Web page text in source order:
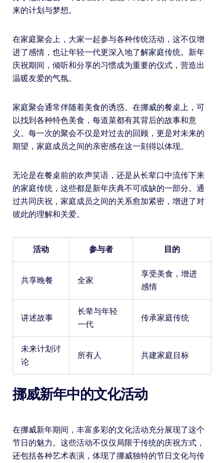
来的计划与梦想。
在家庭聚会上，大家一起参与各种传统活动，这不仅增
进了感情，也让年轻一代更深入地了解家庭传统。新年
庆祝期间，倾听和分享的习惯成为重要的仪式，营造出
温暖友爱的气氛。
家庭聚会通常伴随着美食的诱惑。在挪威的餐桌上，可
以找到各种特色美食，每道菜都有其背后的故事和意
义。每一次的聚会不仅是对过去的回顾，更是对未来的
期望，家庭成员之间的亲密感在这一刻得以体现。
无论是在餐桌前的欢声笑语，还是从长辈口中流传下来
的家庭传统，这些都是新年庆典不可或缺的一部分。通
过共同庆祝，家庭成员之间的关系愈加紧密，增进了对
彼此的理解和关爱。
活动 参与者 目的
共享晚餐 全家
享受美食，增进
感情
讲述故事
长辈与年轻
一代
传承家庭传统
未来计划讨
论
所有人 共建家庭目标
挪威新年中的文化活动
在挪威新年期间，丰富多彩的文化活动充分展现了这个
节日的魅力。这些活动不仅仅局限于传统的庆祝方式，
还包括各种艺术表演，体现了挪威独特的节日文化与传